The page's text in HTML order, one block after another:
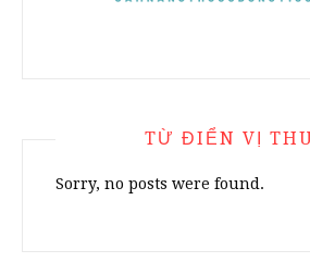
TỪ ĐIỂN VỊ
Sorry, no posts were found.